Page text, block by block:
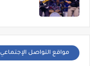
مواقع التواصل الإجتماعي